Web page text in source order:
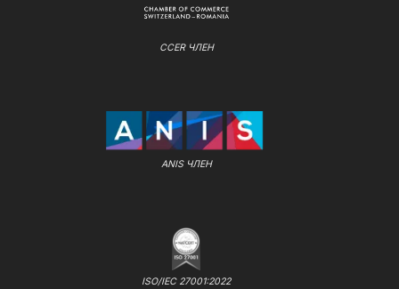
CCER ЧЛЕН
ANIS ЧЛЕН
ISO/IEC 27001:2022